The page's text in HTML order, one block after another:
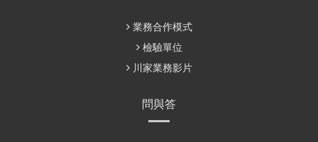
業務合作模式
檢驗單位
川家業務影片
問與答